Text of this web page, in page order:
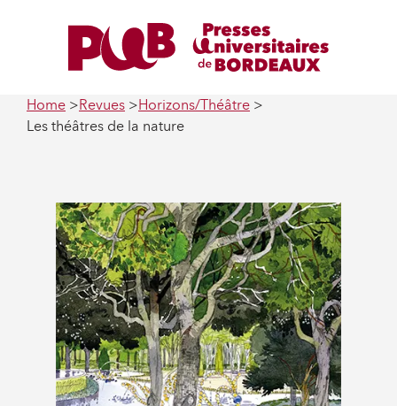
Home Revues
Horizons/Théâtre
Les théâtres de la nature